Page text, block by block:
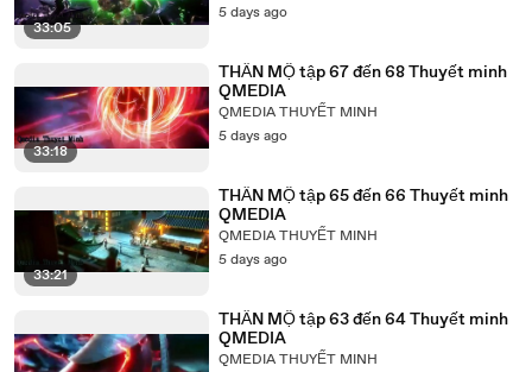
33:05
5 days ago
33:18
THẦN MỘ tập 67 đến 68 Thuyết minh
QMEDIA
QMEDIA THUYẾT MINH
5 days ago
33:21
THẦN MỘ tập 65 đến 66 Thuyết minh
QMEDIA
QMEDIA THUYẾT MINH
5 days ago
THẦN MỘ tập 63 đến 64 Thuyết minh
QMEDIA
QMEDIA THUYẾT MINH